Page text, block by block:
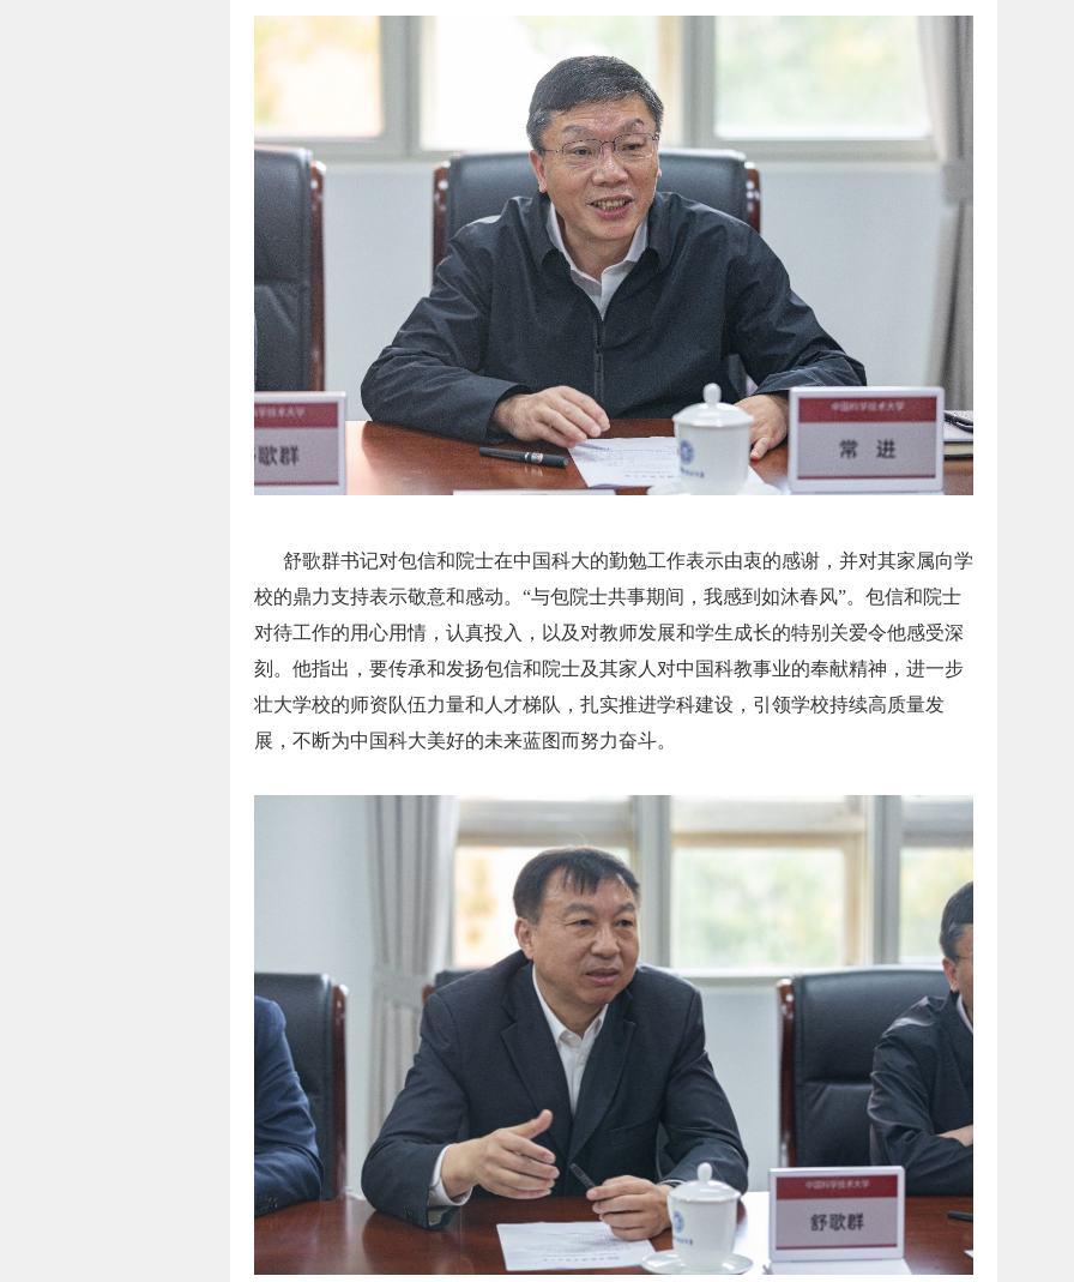
舒歌群书记对包信和院士在中国科大的勤勉工作表示由衷的感谢，并对其家属向学
校的鼎力支持表示敬意和感动。“与包院士共事期间，我感到如沐春风”。包信和院士
对待工作的用心用情，认真投入，以及对教师发展和学生成长的特别关爱令他感受深
刻。他指出，要传承和发扬包信和院士及其家人对中国科教事业的奉献精神，进一步
壮大学校的师资队伍力量和人才梯队，扎实推进学科建设，引领学校持续高质量发
展，不断为中国科大美好的未来蓝图而努力奋斗。